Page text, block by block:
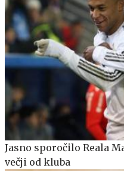
Jasno sporočilo Reala
večji od kluba